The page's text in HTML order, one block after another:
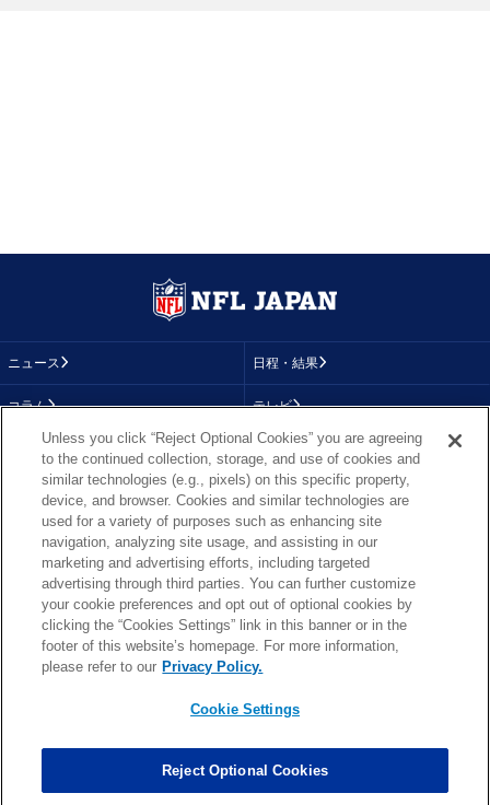
ニュース 日程・結果
コラム テレビ
画像
順位表
About NFL
More NFL 特集
TOP お問い合わせ FAQ
PHOTO BY AP Images / PHOTO BY Getty Images
Unless you click “Reject Optional Cookies” you are agreeing
to the continued collection, storage, and use of cookies and
similar technologies (e.g., pixels) on this specific property,
device, and browser. Cookies and similar technologies are
used for a variety of purposes such as enhancing site
navigation, analyzing site usage, and assisting in our
marketing and advertising efforts, including targeted
advertising through third parties. You can further customize
your cookie preferences and opt out of optional cookies by
clicking the “Cookies Settings” link in this banner or in the
footer of this website’s homepage. For more information,
please refer to our Privacy Policy.
Cookie Settings
Reject Optional Cookies